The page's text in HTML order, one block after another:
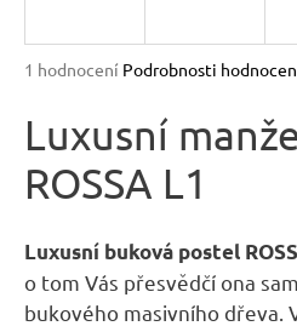
Průměrné
produktu
je
5,0
z
hvězdiček.
1 hodnocení Podrobnosti
Luxusní
ROSSA L1
Luxusní buková postel
o tom Vás přesvědčí ona
bukového masivního dřeva.
a
t
?